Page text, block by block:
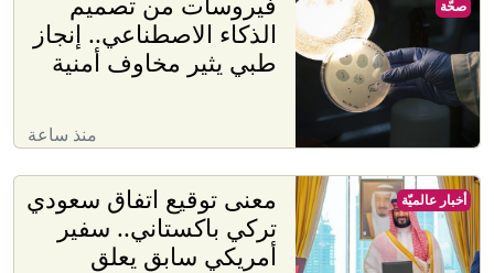
الذكاء الاصطناعي.. إنجاز
طبي يثير مخاوف أمنية
منذ ساعة
صحّة
معنى توقيع اتفاق سعودي
تركي باكستاني.. سفير
أمريكي سابق يعلق
أخبار عالميّة